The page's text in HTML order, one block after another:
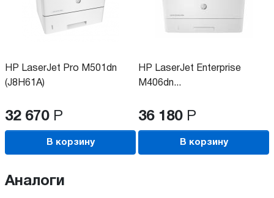
HP LaserJet Pro M501dn
(J8H61A)
32 670 Р
В корзину
HP LaserJet Enterprise
M406dn...
36 180 Р
В корзину
Аналоги